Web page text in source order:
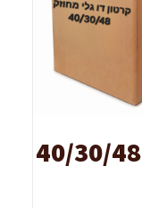
קרטון 40/30/48